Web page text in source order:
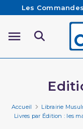
Les
sont
Besoin
Livraison
Accueil
Librairie
Livres par Édition : les